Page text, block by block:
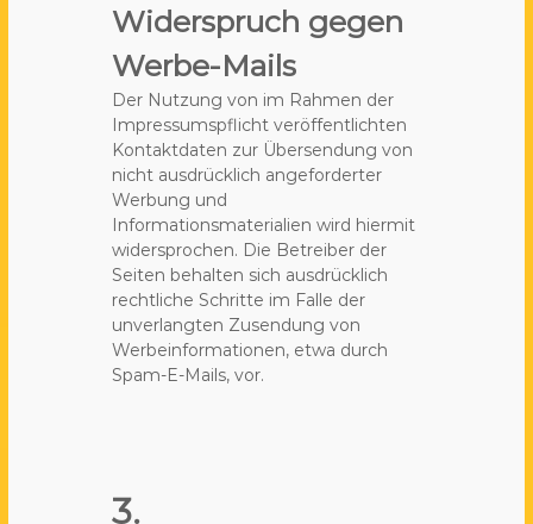
Widerspruch gegen
Werbe-Mails
Der Nutzung von im Rahmen der
Impressumspflicht veröffentlichten
Kontaktdaten zur Übersendung von
nicht ausdrücklich angeforderter
Werbung und
Informationsmaterialien wird hiermit
widersprochen. Die Betreiber der
Seiten behalten sich ausdrücklich
rechtliche Schritte im Falle der
unverlangten Zusendung von
Werbeinformationen, etwa durch
Spam-E-Mails, vor.
3.